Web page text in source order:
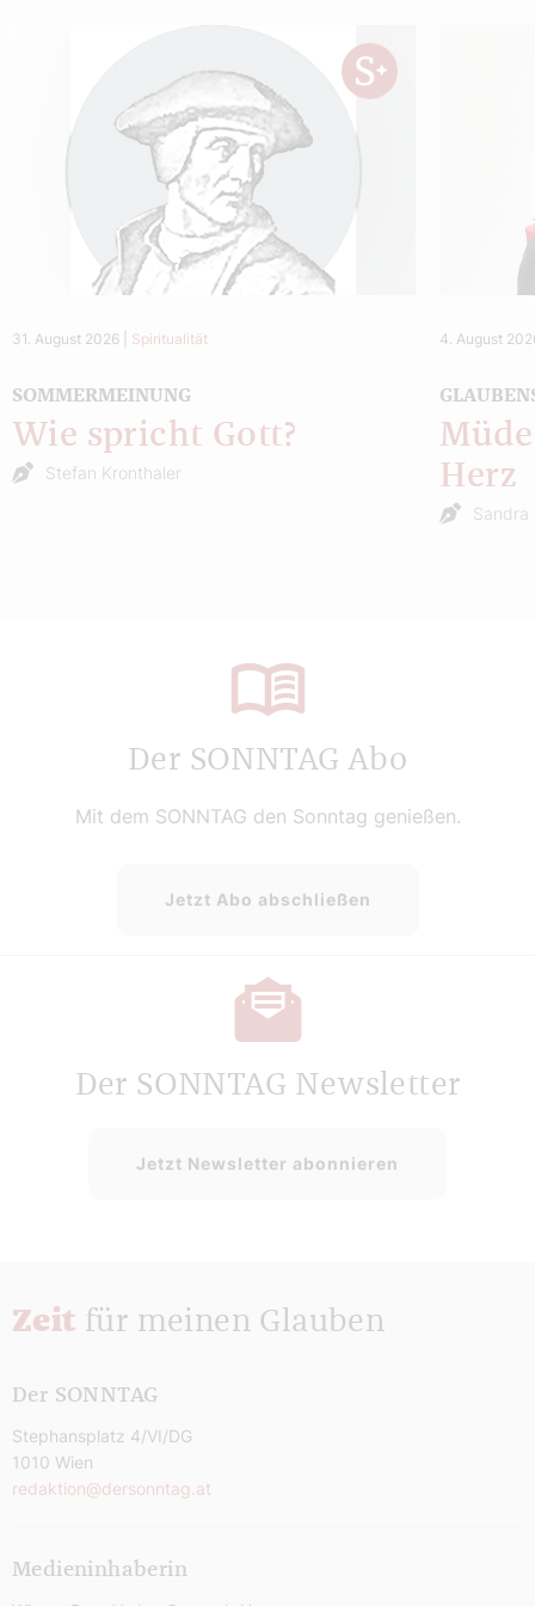
31. August 2026 Spiritualität
SOMMERMEINUNG
Wie spricht Gott?
Stefan Kronthaler
4. August
Herz
Sandra
Der SONNTAG Abo
Mit dem SONNTAG den Sonntag genießen.
Jetzt Abo abschließen
Der SONNTAG Newsletter
Jetzt Newsletter abonnieren
Zeit für meinen Glauben
Der SONNTAG
Stephansplatz 4/VI/DG
1010 Wien
redaktion@dersonntag.at
Medieninhaberin